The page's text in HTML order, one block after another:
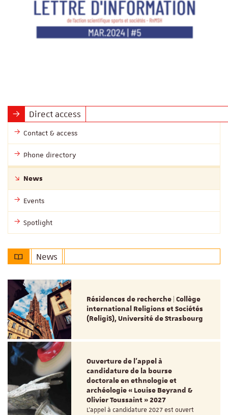
Direct access
Contact & access
Phone directory
News
Events
Spotlight
News
Résidences de recherche | Collège
international Religions et Sociétés
(ReligiS), Université de Strasbourg
Ouverture de l'appel à
candidature de la bourse
doctorale en ethnologie et
archéologie « Louise Beyrand &
Olivier Toussaint » 2027
L’appel à candidature 2027 est ouvert